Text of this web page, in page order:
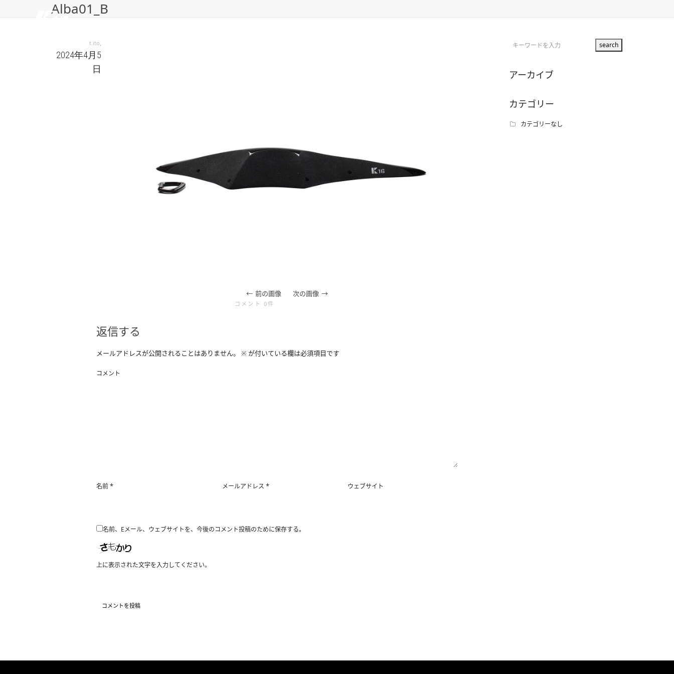
Alba01_B
t.ito,
2024年4月5
日
前の画像 次の画像
コメント 0件
返信する
メールアドレスが公開されることはありません。 ※ が付いている欄は必須項目です
コメント
名前* メールアドレス * ウェブサイト
名前、Eメール、ウェブサイトを、今後のコメント投稿のために保存する。
上に表示された文字を入力してください。
アーカイブ
カテゴリー
カテゴリーなし